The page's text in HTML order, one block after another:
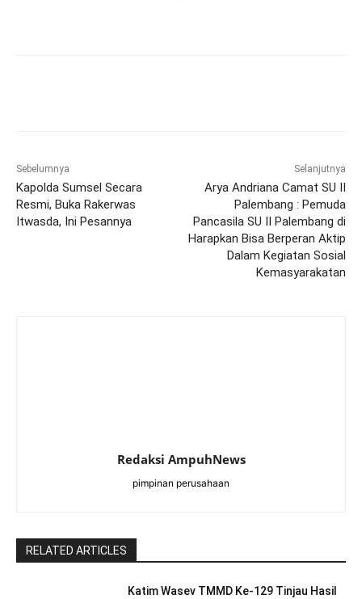
Sebelumnya
Kapolda Sumsel Secara
Resmi, Buka Rakerwas
Itwasda, Ini Pesannya
Selanjutnya
Arya Andriana Camat SU II
Palembang : Pemuda
Pancasila SU II Palembang di
Harapkan Bisa Berperan Aktip
Dalam Kegiatan Sosial
Kemasyarakatan
Redaksi AmpuhNews
pimpinan perusahaan
RELATED ARTICLES
Katim Wasev TMMD Ke-129 Tinjau Hasil